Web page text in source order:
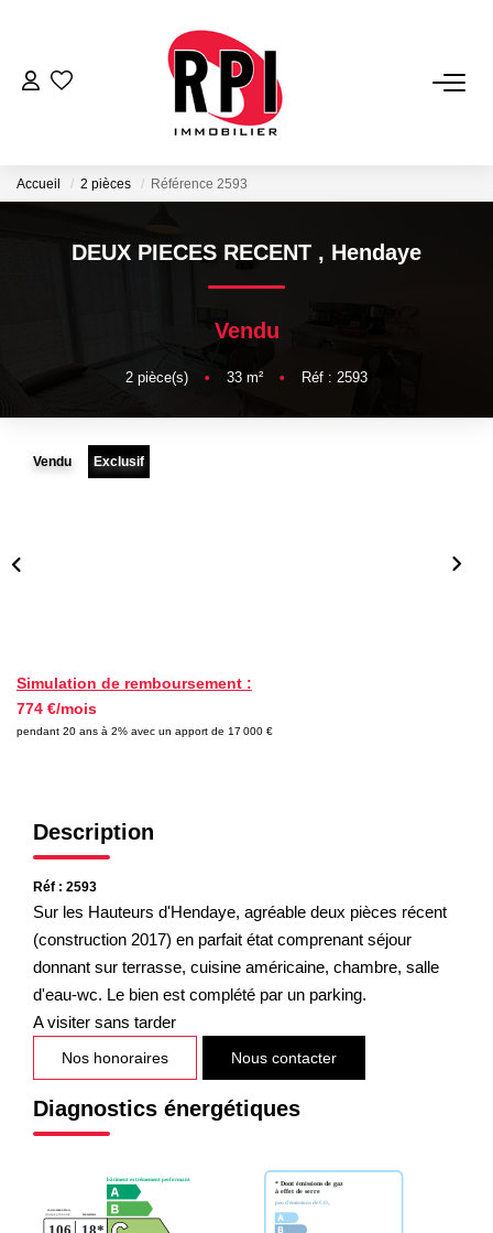
VENTES
LOCATIONS
LOCATIONS VACANCES
Notre Équipe
Accueil 2 pièces Référence 2593
DEUX PIECES RECENT , Hendaye
Vendu
2 pièce(s) • 33 m² • Réf : 2593
Vendu Exclusif
Simulation de remboursement :
774 €/mois
pendant 20 ans à 2% avec un apport de 17 000 €
Description
Réf : 2593
Sur les Hauteurs d'Hendaye, agréable deux pièces récent
(construction 2017) en parfait état comprenant séjour
donnant sur terrasse, cuisine américaine, chambre, salle
d'eau-wc. Le bien est complété par un parking.
A visiter sans tarder
Nos honoraires Nous contacter
Diagnostics énergétiques